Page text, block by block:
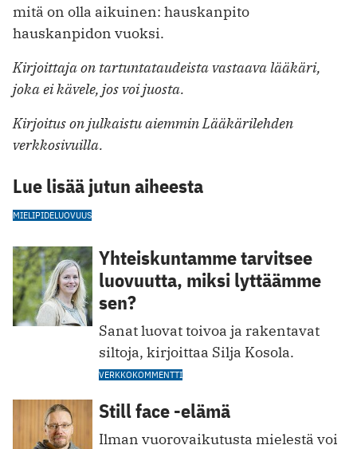
mitä on olla aikuinen: hauskanpito
hauskanpidon vuoksi.
Kirjoittaja on tartuntataudeista vastaava lääkäri,
joka ei kävele, jos voi juosta.
Kirjoitus on julkaistu aiemmin Lääkärilehden
verkkosivuilla.
Lue lisää jutun aiheesta
MIELIPIDELUOVUUS
Yhteiskuntamme tarvitsee
luovuutta, miksi lyttäämme
sen?
Sanat luovat toivoa ja rakentavat
siltoja, kirjoittaa Silja Kosola.
VERKKOKOMMENTTI
Still face -elämä
Ilman vuorovaikutusta mielestä voi